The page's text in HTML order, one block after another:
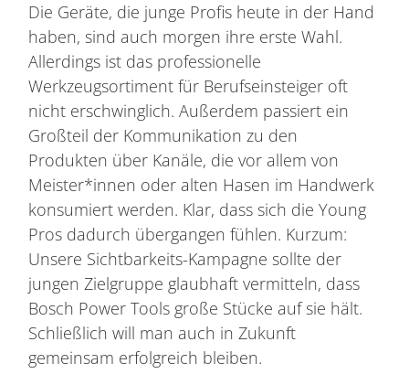
Die Geräte, die junge Profis heute in der Hand
haben, sind auch morgen ihre erste Wahl.
Allerdings ist das professionelle
Werkzeugsortiment für Berufseinsteiger oft
nicht erschwinglich. Außerdem passiert ein
Großteil der Kommunikation zu den
Produkten über Kanäle, die vor allem von
Meister*innen oder alten Hasen im Handwerk
konsumiert werden. Klar, dass sich die Young
Pros dadurch übergangen fühlen. Kurzum:
Unsere Sichtbarkeits-Kampagne sollte der
jungen Zielgruppe glaubhaft vermitteln, dass
Bosch Power Tools große Stücke auf sie hält.
Schließlich will man auch in Zukunft
gemeinsam erfolgreich bleiben.